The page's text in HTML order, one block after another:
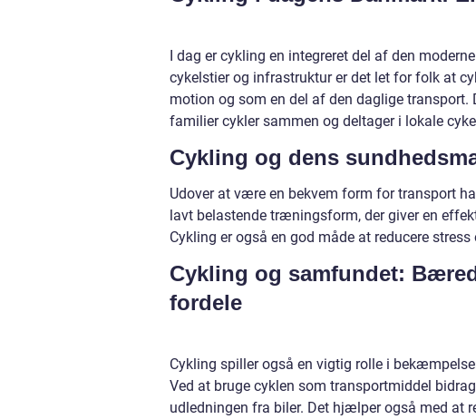
I dag er cykling en integreret del af den
cykelstier og infrastruktur er det let for folk at
motion og som en del af den daglige
familier cykler sammen og deltager i lokale
Cykling og dens
Udover at være en bekvem form for transport
lavt belastende træningsform, der giver en
Cykling er også en god måde at reducere
Cykling og samfundet:
fordele
Cykling spiller også en vigtig rolle i
Ved at bruge cyklen som transportmiddel
udledningen fra biler. Det hjælper også med at